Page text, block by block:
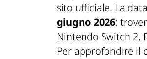
sito ufficiale. La
giugno 2026;
Nintendo Switch 2,
Per approfondire il